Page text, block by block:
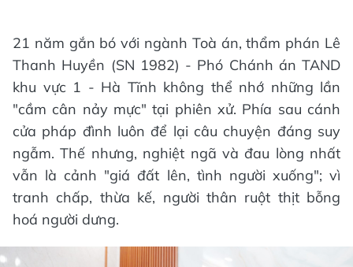
21 năm gắn bó với ngành Toà án, thẩm phán Lê
Thanh Huyền (SN 1982) - Phó Chánh án TAND
khu vực 1 - Hà Tĩnh không thể nhớ những lần
"cầm cân nảy mực" tại phiên xử. Phía sau cánh
cửa pháp đình luôn để lại câu chuyện đáng suy
ngẫm. Thế nhưng, nghiệt ngã và đau lòng nhất
vẫn là cảnh "giá đất lên, tình người xuống"; vì
tranh chấp, thừa kế, người thân ruột thịt bỗng
hoá người dưng.